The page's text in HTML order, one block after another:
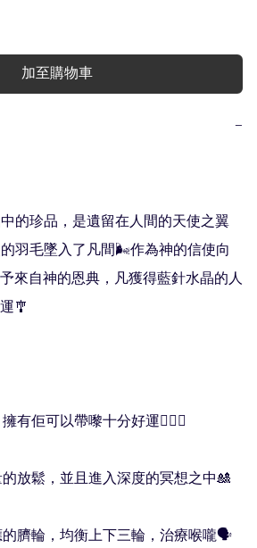
加至購物車
−
中的珍品，是遺留在人間的天使之翼
的羽毛墜入了凡間🌬作為神的信使向
來自神的恩典，凡獲得藍針水晶的人
🎐
有佢可以帶嚟十分好運👍🏻💫
放鬆，並且進入深度的冥想之中🎎
的臍輪，均衡上下三輪，治療喉嚨🗣